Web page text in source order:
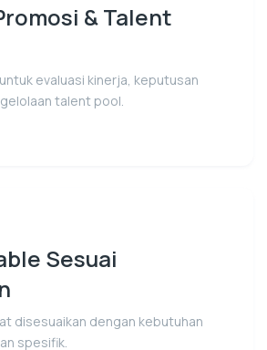
& Talent
evaluasi kinerja, keputusan
talent pool.
Sesuai
disesuaikan dengan kebutuhan
spesifik.